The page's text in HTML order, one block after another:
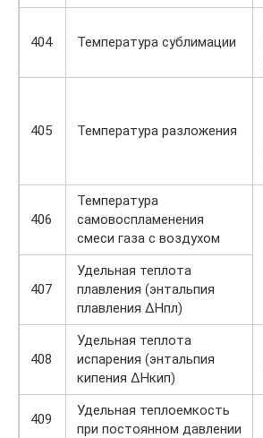
404 Температура сублимации
405 Температура разложения
406
Температура
самовоспламенения
смеси газа с воздухом
407
Удельная теплота
плавления (энтальпия
плавления ΔHпл)
408
Удельная теплота
испарения (энтальпия
кипения ΔHкип)
409
Удельная теплоемкость
при постоянном давлении